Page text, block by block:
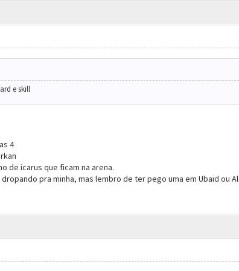
e skill
4
de icarus que ficam na arena.
pra minha, mas lembro de ter pego uma em Ubaid ou